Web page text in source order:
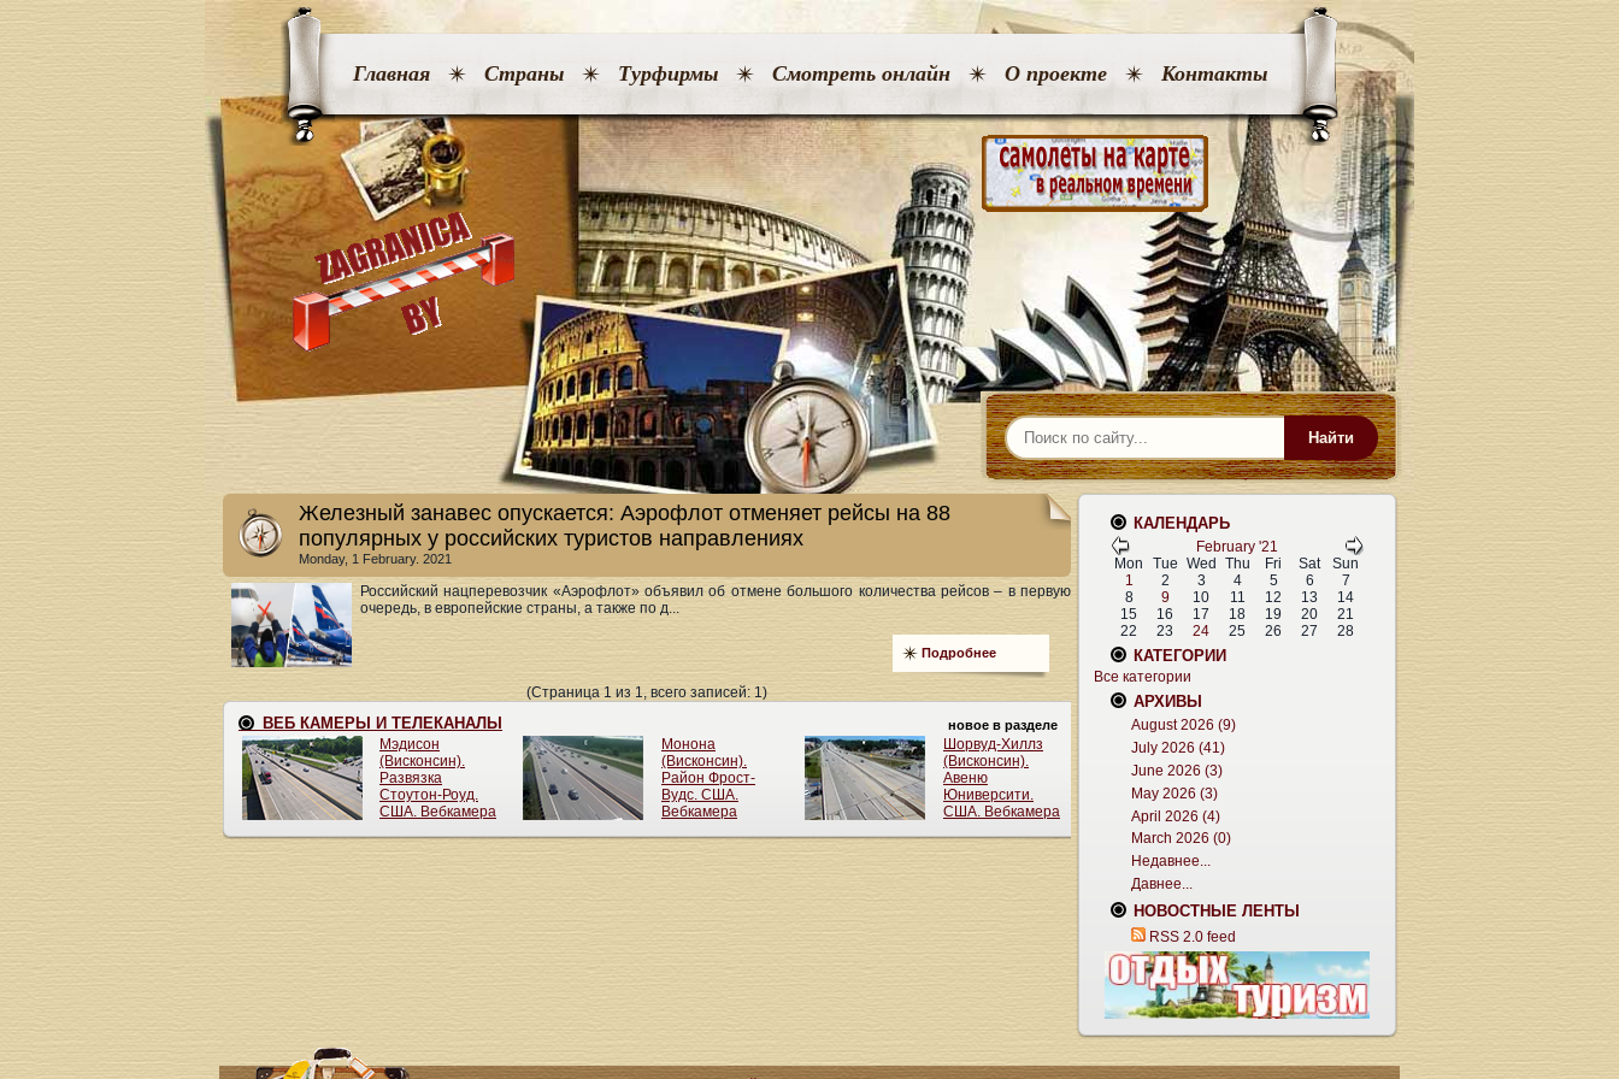
Главная Страны Турфирмы Смотреть онлайн О проекте Контакты
Найти
Железный занавес опускается: Аэрофлот отменяет рейсы на 88
популярных у российских туристов направлениях
Monday, 1 February. 2021
Российский нацперевозчик «Аэрофлот» объявил об отмене большого количества рейсов – в первую
очередь, в европейские страны, а также по д...
Подробнее
(Страница 1 из 1, всего записей: 1)
КАЛЕНДАРЬ
February '21
Mon
Tue Wed Thu Fri Sat
Sun
1
2 3 4 5 6
7
8
9 10 11 12 13
14
15
16 17 18 19 20
21
22
23 24 25 26 27 28
КАТЕГОРИИ
Все категории
АРХИВЫ
August 2026 (9)
July 2026 (41)
June 2026 (3)
May 2026 (3)
April 2026 (4)
March 2026 (0)
Недавнее...
Давнее...
НОВОСТНЫЕ ЛЕНТЫ
RSS 2.0 feed